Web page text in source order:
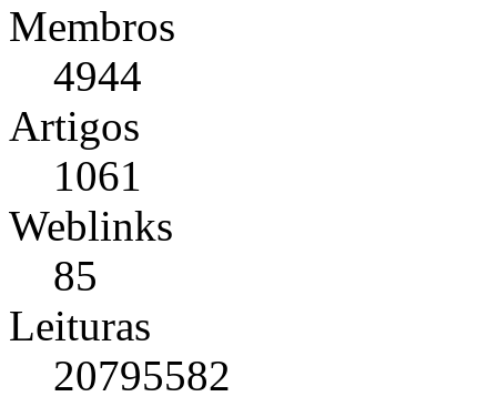
Membros
4944
Artigos
1061
Weblinks
85
Leituras
20795582